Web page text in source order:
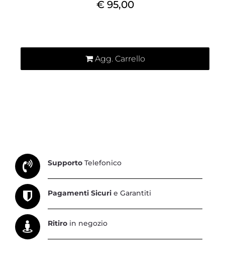
€ 95,00
Agg. Carrello
Supporto Telefonico
Pagamenti Sicuri e Garantiti
Ritiro in negozio